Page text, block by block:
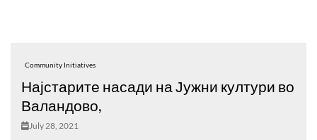
Community Initiatives
Најстарите насади на Јужни култури во
Валандово,
July 28, 2021